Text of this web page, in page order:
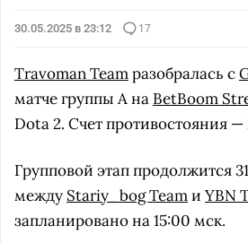
30.05.2025 в 23:12 17
Travoman Teamразобралась с
матче группы А на BetBoom
Dota 2. Счет противостояния —
Групповой этап продолжится
между Stariy_bog Teamи YBN
запланировано на 15:00 мск.